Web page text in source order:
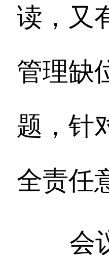
读，又
管理缺
题，针
全责任
会